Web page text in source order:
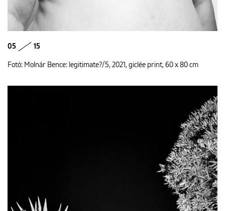
05 15
Fotó: Molnár Bence: legitimate?/5, 2021, giclée print, 60 x 80 cm